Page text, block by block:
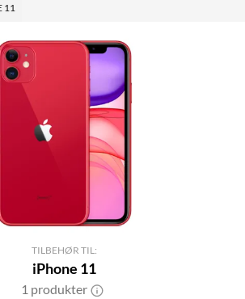
11
TILBEHØR TIL:
iPhone 11
1 produkter